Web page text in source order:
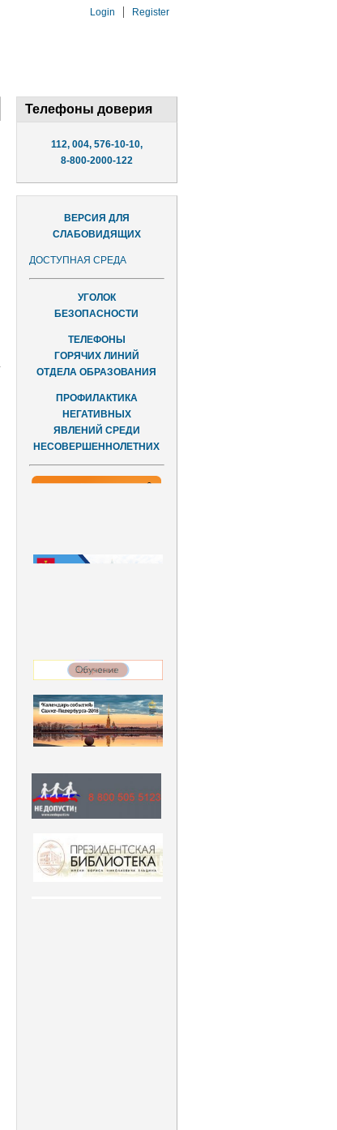
Login Register
Телефоны доверия
112, 004, 576-10-10,
8-800-2000-122
ВЕРСИЯ ДЛЯ
СЛАБОВИДЯЩИХ
ДОСТУПНАЯ СРЕДА
УГОЛОК
БЕЗОПАСНОСТИ
ТЕЛЕФОНЫ
ГОРЯЧИХ ЛИНИЙ
ОТДЕЛА ОБРАЗОВАНИЯ
ПРОФИЛАКТИКА
НЕГАТИВНЫХ
ЯВЛЕНИЙ СРЕДИ
НЕСОВЕРШЕННОЛЕТНИХ